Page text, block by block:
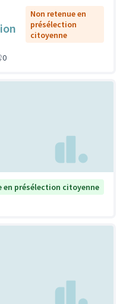
Non retenue en
présélection
citoyenne
0
en présélection citoyenne